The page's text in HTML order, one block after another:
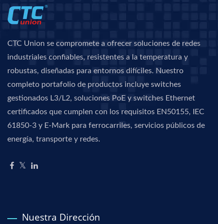
CTC Union se compromete a ofrecer soluciones de redes
industriales confiables, resistentes a la temperatura y
robustas, diseñadas para entornos difíciles. Nuestro
completo portafolio de productos incluye switches
gestionados L3/L2, soluciones PoE y switches Ethernet
certificados que cumplen con los requisitos EN50155, IEC
61850-3 y E-Mark para ferrocarriles, servicios públicos de
energía, transporte y redes.
Nuestra Dirección